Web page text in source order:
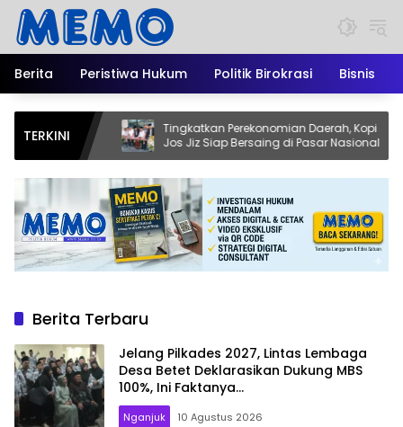
Langsung
konten
Berita
Peristiwa Hukum Politik Birokrasi Bisnis
TERKINI
Tingkatkan Perekonomian Daerah, Kopi
Jos Jiz Siap Bersaing di Pasar Nasional
Berita Terbaru
Jelang Pilkades 2027, Lintas Lembaga
Desa Betet Deklarasikan Dukung MBS
100%, Ini Faktanya…
Nganjuk 10 Agustus 2026